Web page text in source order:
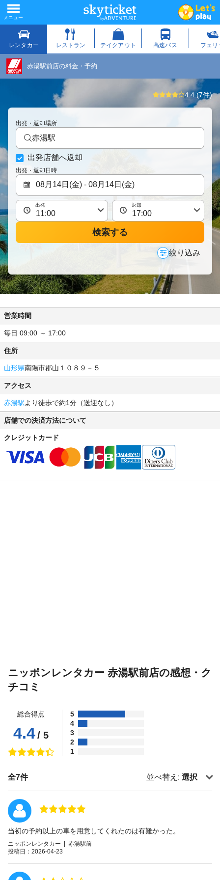
赤湯駅前店の料金・予約
4.4 (7件)
出発・返却場所
赤湯駅
出発店舗へ返却
出発・返却日時
出発 返却
検索する
絞り込み
営業時間
毎日 09:00 ～ 17:00
住所
山形県南陽市郡山１０８９－５
アクセス
赤湯駅より徒歩で約1分（送迎なし）
店舗での決済方法について
クレジットカード
ニッポンレンタカー 赤湯駅前店の感想・ク
チコミ
総合得点
4.4/ 5
5
4
3
2
1
全7件 並べ替え: 選択
当初の予約以上の車を用意してくれたのは有難かった。
ニッポンレンタカー | 赤湯駅前
投稿日：2026-04-23